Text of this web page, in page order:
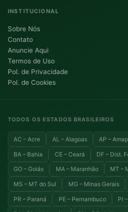
INSTITUCIONAL
Sobre Nós
Contato
Anuncie Aqui
Termos de Uso
Pol. de Privacidade
Pol. de Cookies
TODOS OS ESTADOS BRASILEIROS
AC – Acre AL – Alagoas AP –
BA – Bahia CE – Ceará DF – Dist.
GO – Goiás MA – Maranhão MT –
MS – MT do Sul MG – Minas Gerais
PR – Paraná PE – Pernambuco PI